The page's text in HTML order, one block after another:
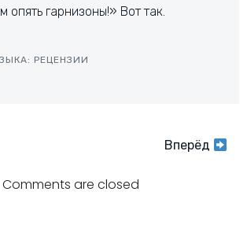
опять гарнизоны!» Вот так.
РЕЦЕНЗИИ
Навигация
по
Вперёд
Comments are closed